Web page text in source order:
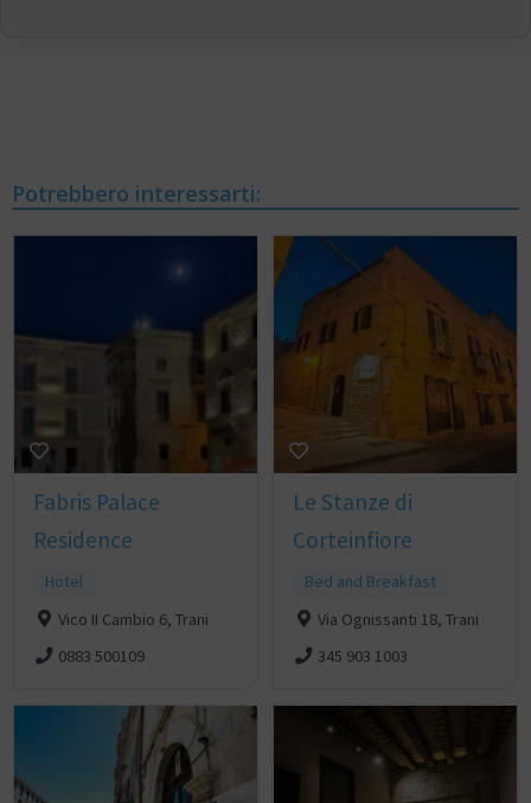
Potrebbero interessarti:
Fabris Palace
Residence
Hotel
Vico II Cambio 6, Trani
0883 500109
Le Stanze di
Corteinfiore
Bed and Breakfast
Via Ognissanti 18, Trani
345 903 1003